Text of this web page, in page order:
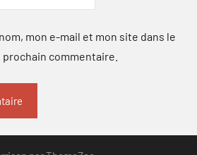
mon e-mail et mon site dans le
commentaire.